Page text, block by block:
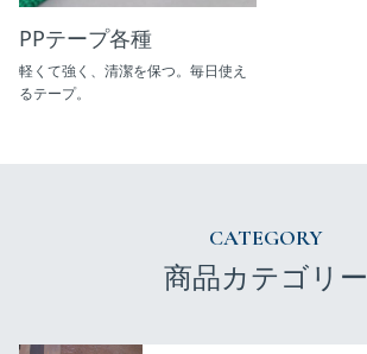
PPテープ各種
軽くて強く、清潔を保つ。毎日使え
るテープ。
CATEGORY
商品カテゴリー